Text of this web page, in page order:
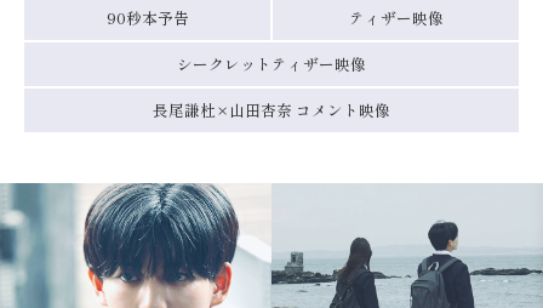
90秒本予告
ティザー映像
シークレットティザー映像
長尾謙杜×山田杏奈 コメント映像